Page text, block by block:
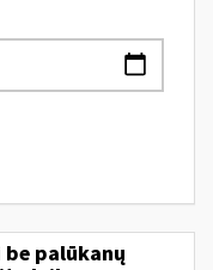
palūkanų